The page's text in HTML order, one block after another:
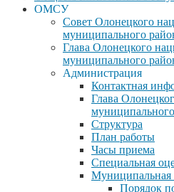
ОМСУ
Совет Олонецкого
муниципального
Глава Олонецкого
муниципального
Администрация
Контактная
Глава
Структура
План работы
Часы приема
Специальная
Муниципальная
Порядок